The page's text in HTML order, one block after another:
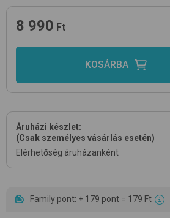
8 990 Ft
KOSÁRBA
Áruházi készlet:
(Csak személyes vásárlás esetén)
Elérhetőség áruházanként
Family pont: + 179 pont = 179 Ft